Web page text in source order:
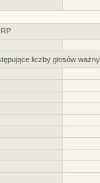
liczby głosów